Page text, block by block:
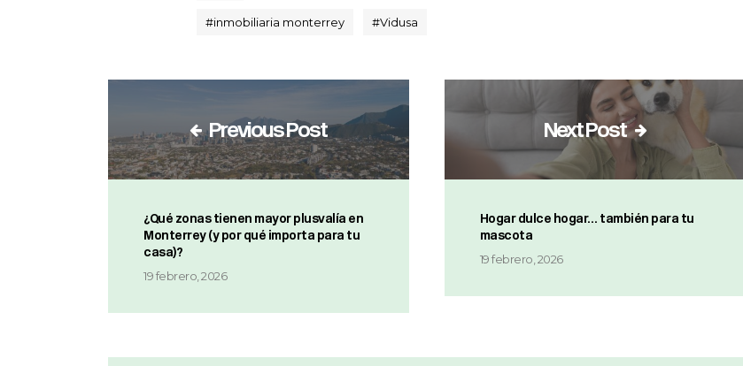
#inmobiliaria monterrey #Vidusa
Previous Post
¿Qué zonas tienen mayor plusvalía en
Monterrey (y por qué importa para tu
casa)?
19 febrero, 2026
Next Post
Hogar dulce hogar… también para tu
mascota
19 febrero, 2026